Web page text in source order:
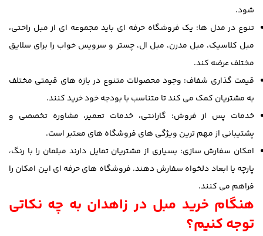
شود.
تنوع در مدل ها: یک فروشگاه حرفه ای باید مجموعه ای از مبل راحتی،
مبل کلاسیک، مبل مدرن، مبل ال، چستر و سرویس خواب را برای سلایق
مختلف عرضه کند.
قیمت گذاری شفاف: وجود محصولات متنوع در بازه های قیمتی مختلف
به مشتریان کمک می کند تا متناسب با بودجه خود خرید کنند.
خدمات پس از فروش: گارانتی، خدمات تعمیر، مشاوره تخصصی و
پشتیبانی از مهم ترین ویژگی های فروشگاه های معتبر است.
امکان سفارش سازی: بسیاری از مشتریان تمایل دارند مبلمان را با رنگ،
پارچه یا ابعاد دلخواه سفارش دهند. فروشگاه های حرفه ای این امکان را
فراهم می کنند.
هنگام خرید مبل در زاهدان به چه نکاتی
توجه کنیم؟